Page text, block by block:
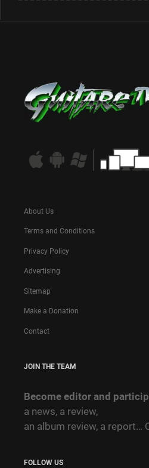
About Us
Terms and Conditions
Privacy Policy
Advertising
Sitemap
Make a Donation
Contact
JOIN THE TEAM
Become editor and
a news, a review,
an album review, a report…
FOLLOW US